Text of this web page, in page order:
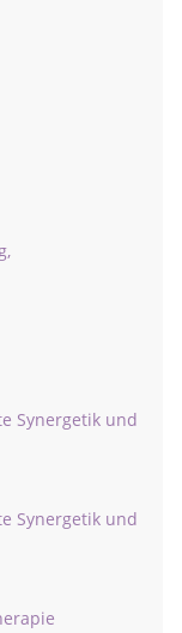
Synergetik und
Synergetik und